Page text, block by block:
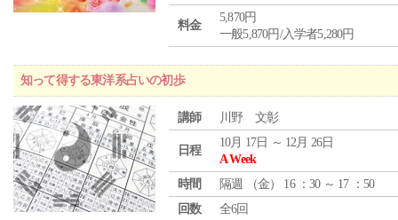
料金
5,870円
一般5,870円/入学者5,280円
知って得する東洋系占いの初歩
講師 川野 文彰
日程
10月 17日 ～ 12月 26日
A Week
時間
隔週 （金） 16 ：30 ～ 17 ：50
回数
全6回